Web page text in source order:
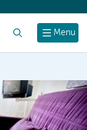
Menu